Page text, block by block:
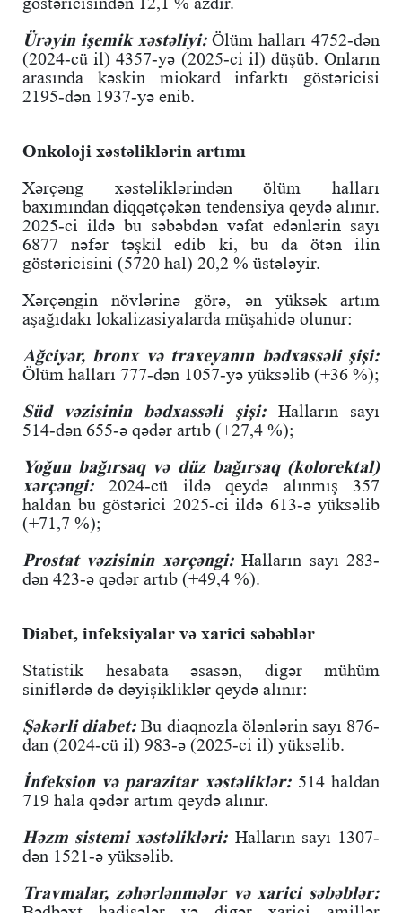
Ürəyin işemik xəstəliyi:Ölüm halları 4752-dən
(2024-cü il) 4357-yə (2025-ci il) düşüb. Onların
arasında kəskin miokard infarktı göstəricisi
2195-dən 1937-yə enib.
Onkoloji xəstəliklərin artımı
Xərçəng xəstəliklərindən ölüm halları
baxımından diqqətçəkən tendensiya qeydə alınır.
2025-ci ildə bu səbəbdən vəfat edənlərin sayı
6877 nəfər təşkil edib ki, bu da ötən ilin
göstəricisini (5720 hal) 20,2 % üstələyir.
Xərçəngin növlərinə görə, ən yüksək artım
aşağıdakı lokalizasiyalarda müşahidə olunur:
Ağciyər, bronx və traxeyanın bədxassəli şişi:
Ölüm halları 777-dən 1057-yə yüksəlib (+36 %);
Süd vəzisinin bədxassəli şişi:Halların sayı
514-dən 655-ə qədər artıb (+27,4 %);
Yoğun bağırsaq və düz bağırsaq (kolorektal)
xərçəngi: 2024-cü ildə qeydə alınmış 357
haldan bu göstərici 2025-ci ildə 613-ə yüksəlib
(+71,7 %);
Prostat vəzisinin xərçəngi:Halların sayı 283-
dən 423-ə qədər artıb (+49,4 %).
Diabet, infeksiyalar və xarici səbəblər
Statistik hesabata əsasən, digər mühüm
siniflərdə də dəyişikliklər qeydə alınır:
Şəkərli diabet: Bu diaqnozla ölənlərin sayı 876-
dan (2024-cü il) 983-ə (2025-ci il) yüksəlib.
İnfeksion və parazitar xəstəliklər:514 haldan
719 hala qədər artım qeydə alınır.
Həzm sistemi xəstəlikləri: Halların sayı 1307-
dən 1521-ə yüksəlib.
Travmalar, zəhərlənmələr və xarici səbəblər: